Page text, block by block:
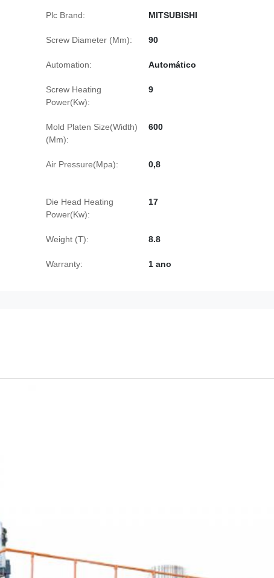
Plc Brand: MITSUBISHI
Screw Diameter (Mm): 90
Automation: Automático
Screw Heating
Power(Kw):
9
Mold Platen Size(Width)
(Mm):
600
Air Pressure(Mpa): 0,8
Die Head Heating
Power(Kw):
17
Weight (T): 8.8
Warranty: 1 ano